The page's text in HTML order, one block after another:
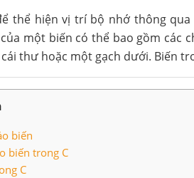
thể hiện vị trí bộ nhớ thông
một biến có thể bao gồm các
thư hoặc một gạch dưới. Biến
biến
biến trong C
C